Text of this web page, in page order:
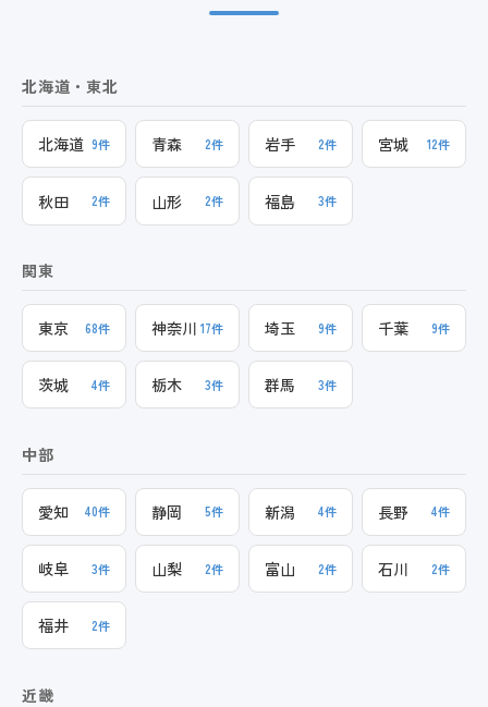
北海道・東北
北海道 9件 青森 2件 岩手 2件 宮城 12件
秋田 2件 山形 2件 福島 3件
関東
東京 68件 神奈川 17件 埼玉 9件 千葉 9件
茨城 4件 栃木 3件 群馬 3件
中部
愛知 40件 静岡 5件 新潟 4件 長野 4件
岐阜 3件 山梨 2件 富山 2件 石川 2件
福井 2件
近畿